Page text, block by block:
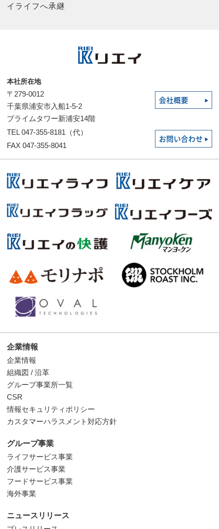
イライフへ承継
本社所在地
〒279-0012
千葉県浦安市入船1-5-2
プライムタワー新浦安14階
会社概要
TEL 047-355-8181（代）
FAX 047-355-8041
お問い合わせ
企業情報
企業情報
組織図 / 沿革
グループ事業所一覧
CSR
情報セキュリティポリシー
カスタマーハラスメント対応方針
グループ事業
ライフサービス事業
介護サービス事業
フードサービス事業
海外事業
ニュースリリース